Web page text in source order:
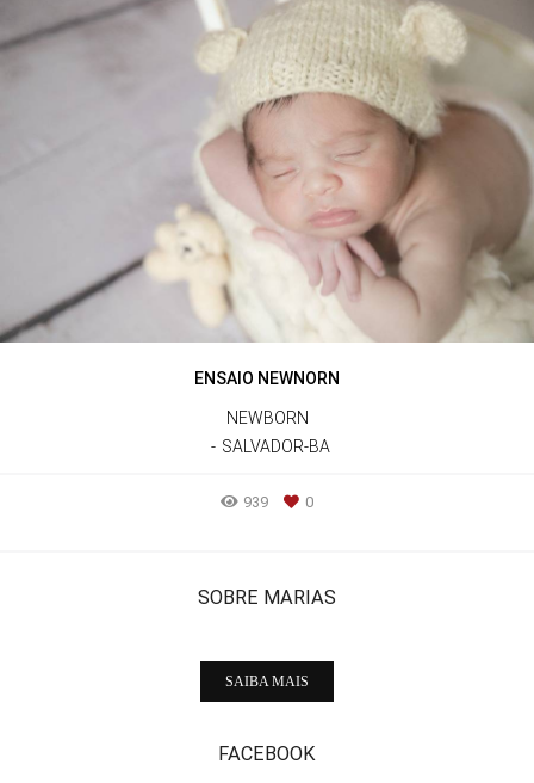
ENSAIO NEWNORN
NEWBORN
SALVADOR-BA
939 0
SOBRE MARIAS
SAIBA MAIS
FACEBOOK